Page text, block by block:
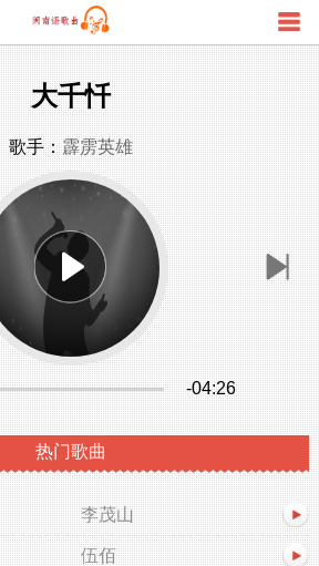
大千忏
歌手：霹雳英雄
-04:26
热门歌曲
李茂山
伍佰